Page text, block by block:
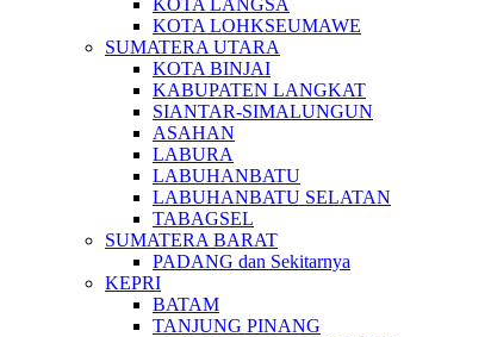
KOTA LANGSA
KOTA LOHKSEUMAWE
SUMATERA UTARA
KOTA BINJAI
KABUPATEN LANGKAT
SIANTAR-SIMALUNGUN
ASAHAN
LABURA
LABUHANBATU
LABUHANBATU SELATAN
TABAGSEL
SUMATERA BARAT
PADANG dan Sekitarnya
KEPRI
BATAM
TANJUNG PINANG